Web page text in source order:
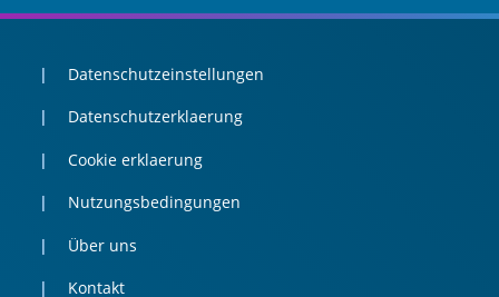
Datenschutzeinstellungen
Datenschutzerklaerung
Cookie erklaerung
Nutzungsbedingungen
Über uns
Kontakt